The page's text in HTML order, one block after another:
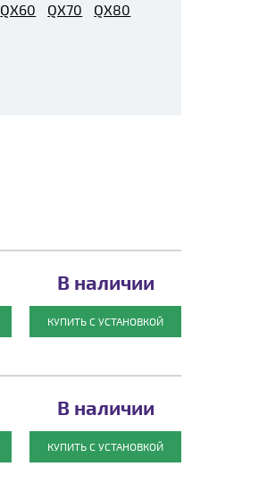
QX60 QX70
QX80
В наличии
КУПИТЬ С УСТАНОВКОЙ
В наличии
КУПИТЬ С УСТАНОВКОЙ